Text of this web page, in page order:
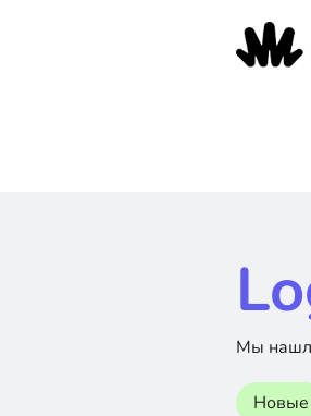
Мы
Новые